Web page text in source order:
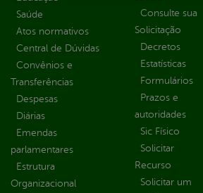
Saúde
Atos normativos
Central de Dúvidas
Convênios e
Transferências
Despesas
Diárias
Emendas
parlamentares
Estrutura
Organizacional
Consulte sua
Solicitação
Decretos
Estatísticas
Formulários
Prazos e
autoridades
Sic Físico
Solicitar
Recurso
Solicitar um